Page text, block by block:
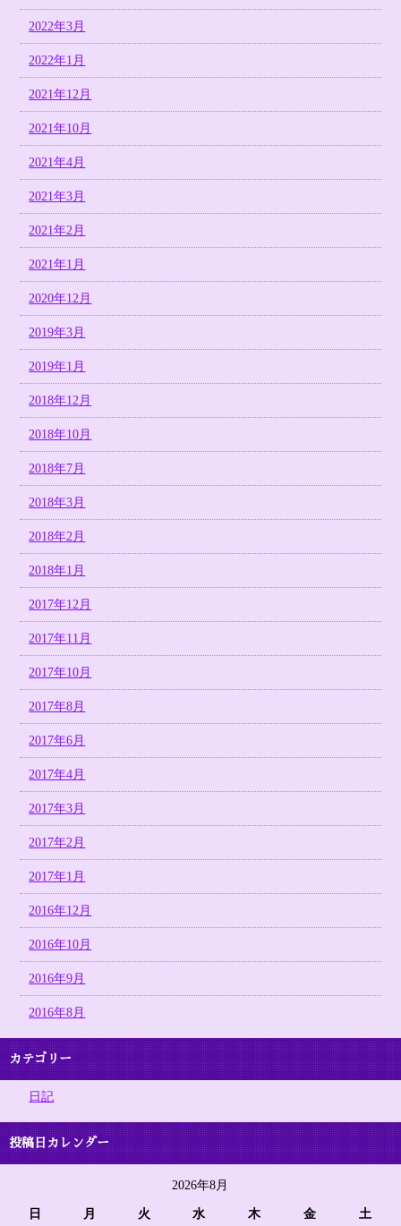
2022年3月
2022年1月
2021年12月
2021年10月
2021年4月
2021年3月
2021年2月
2021年1月
2020年12月
2019年3月
2019年1月
2018年12月
2018年10月
2018年7月
2018年3月
2018年2月
2018年1月
2017年12月
2017年11月
2017年10月
2017年8月
2017年6月
2017年4月
2017年3月
2017年2月
2017年1月
2016年12月
2016年10月
2016年9月
2016年8月
カテゴリー
日記
投稿日カレンダー
2026年8月
日 月 火 水 木 金 土